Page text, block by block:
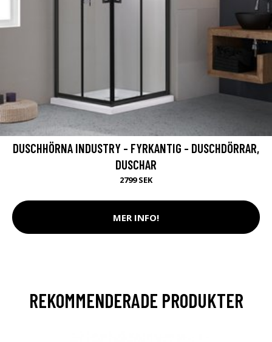
DUSCHHÖRNA INDUSTRY - FYRKANTIG - DUSCHDÖRRAR,
DUSCHAR
2799 SEK
MER INFO!
REKOMMENDERADE PRODUKTER